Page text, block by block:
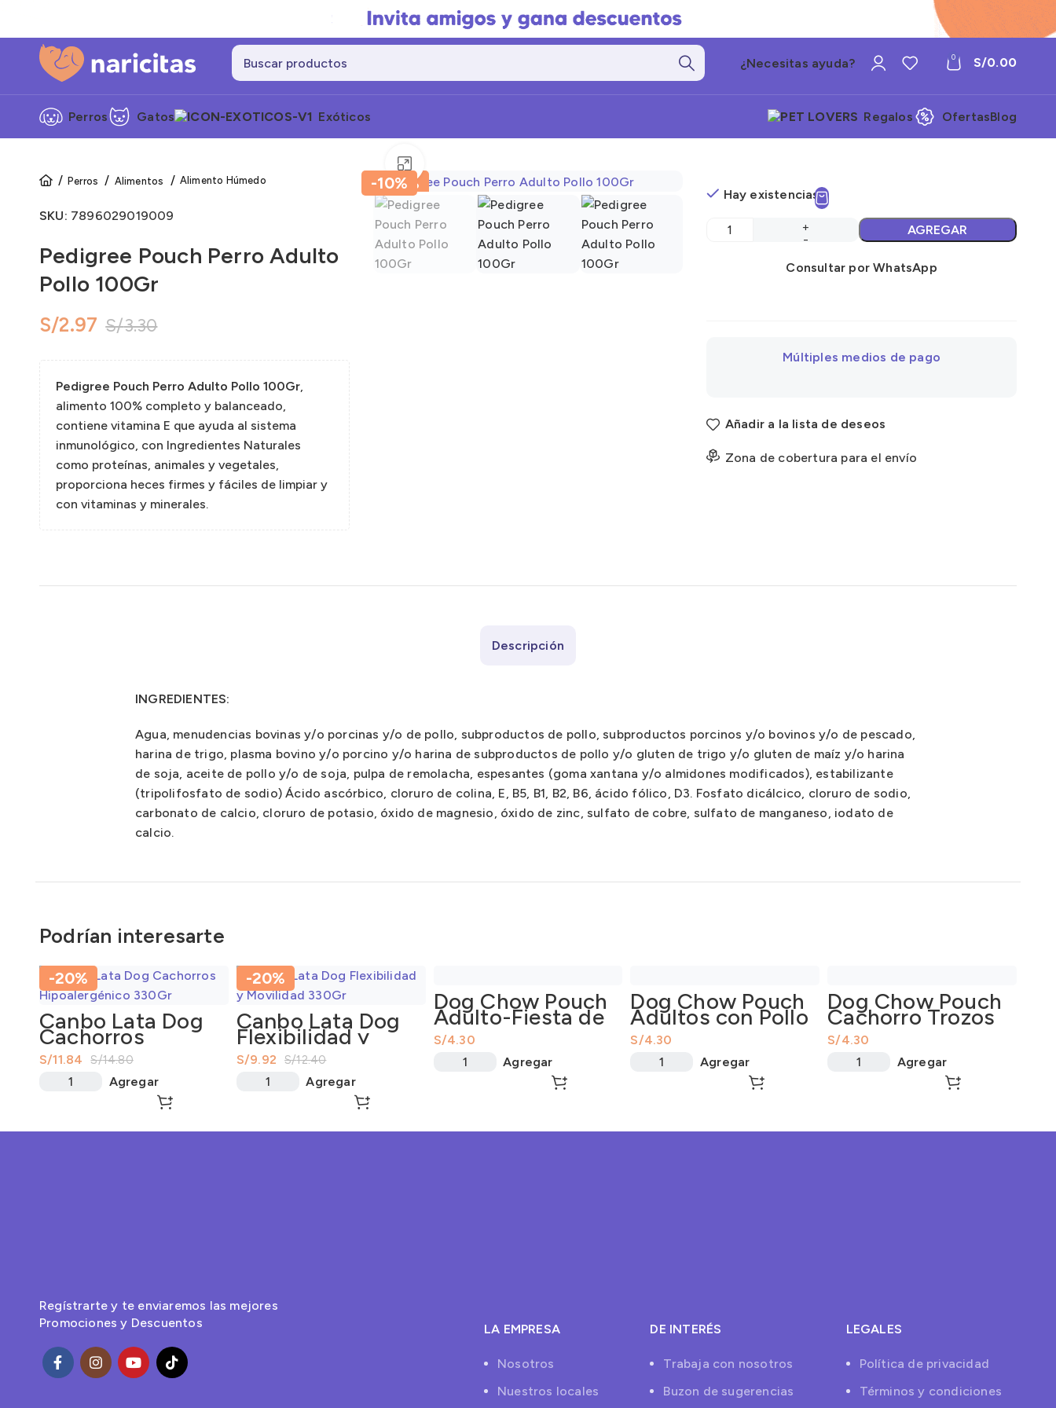
¿Necesitas ayuda? 0 S/0.00
Perros Gatos Exóticos Regalos OfertasBlog
Perros Alimentos Alimento Húmedo
SKU: 7896029019009
Pedigree Pouch Perro Adulto
Pollo 100Gr
S/3.30
S/2.97
Pedigree Pouch Perro Adulto Pollo 100Gr,
alimento 100% completo y balanceado,
contiene vitamina E que ayuda al sistema
inmunológico, con Ingredientes Naturales
como proteínas, animales y vegetales,
proporciona heces firmes y fáciles de limpiar y
con vitaminas y minerales.
-10%
-10%
Hay existencias
AGREGAR
Consultar por WhatsApp
Múltiples medios de pago
Añadir a la lista de deseos
Zona de cobertura para el envío
Descripción
INGREDIENTES:
Agua, menudencias bovinas y/o porcinas y/o de pollo, subproductos de pollo, subproductos porcinos y/o bovinos y/o de pescado,
harina de trigo, plasma bovino y/o porcino y/o harina de subproductos de pollo y/o gluten de trigo y/o gluten de maíz y/o harina
de soja, aceite de pollo y/o de soja, pulpa de remolacha, espesantes (goma xantana y/o almidones modificados), estabilizante
(tripolifosfato de sodio) Ácido ascórbico, cloruro de colina, E, B5, B1, B2, B6, ácido fólico, D3. Fosfato dicálcico, cloruro de sodio,
carbonato de calcio, cloruro de potasio, óxido de magnesio, óxido de zinc, sulfato de cobre, sulfato de manganeso, iodato de
calcio.
Podrían interesarte
-20%
Canbo Lata Dog
Cachorros
Hipoalergénico
330Gr
S/14.80
S/11.84
Agregar
-20%
Canbo Lata Dog
Flexibilidad y
Movilidad 330Gr
S/12.40
S/9.92
Agregar
Dog Chow Pouch
Adulto-Fiesta de
Carne en Salsa
Razas Pequeñas
100Gr
S/
Agregar
Dog Chow Pouch
Adultos con Pollo
Razas Pequeñas
100Gr
S/
Agregar
Dog Chow Pouch
Cachorro Trozos
Jugosos Pollo
100Gr
S/
Agregar
Regístrarte y te enviaremos las mejores
Promociones y Descuentos
LA EMPRESA
Nosotros
Nuestros locales
DE INTERÉS
Trabaja con nosotros
Buzon de sugerencias
LEGALES
Política de privacidad
Términos y condiciones